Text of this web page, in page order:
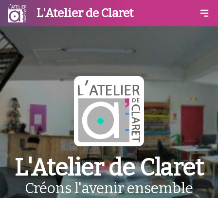
L'Atelier de Claret
L'Atelier de Claret
Créons l'avenir ensemble